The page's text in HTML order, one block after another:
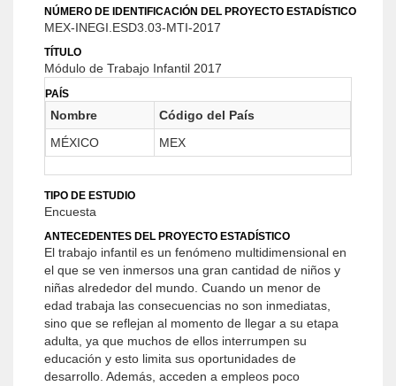
NÚMERO DE IDENTIFICACIÓN DEL PROYECTO ESTADÍSTICO
MEX-INEGI.ESD3.03-MTI-2017
TÍTULO
Módulo de Trabajo Infantil 2017
PAÍS
Nombre
Código del País
MÉXICO
MEX
TIPO DE ESTUDIO
Encuesta
ANTECEDENTES DEL PROYECTO ESTADÍSTICO
El trabajo infantil es un fenómeno multidimensional en
el que se ven inmersos una gran cantidad de niños y
niñas alrededor del mundo. Cuando un menor de
edad trabaja las consecuencias no son inmediatas,
sino que se reflejan al momento de llegar a su etapa
adulta, ya que muchos de ellos interrumpen su
educación y esto limita sus oportunidades de
desarrollo. Además, acceden a empleos poco